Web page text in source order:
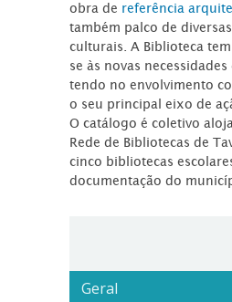
obra de referência
também palco de
culturais. A Biblioteca
se às novas
tendo no envolvimento
o seu principal eixo de
O catálogo é coletivo
Rede de Bibliotecas de
cinco bibliotecas
documentação do